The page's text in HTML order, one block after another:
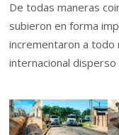
De todas maneras
subieron en forma
incrementaron a todo
internacional disperso